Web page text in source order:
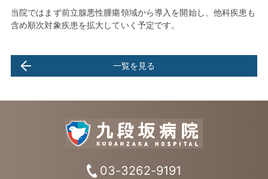
当院ではまず前立腺悪性腫瘍領域から導入を開始し、他科疾患も
含め順次対象疾患を拡大していく予定です。
一覧を見る
03-3262-9191